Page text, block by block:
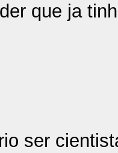
que ja
ser